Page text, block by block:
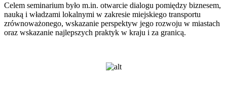
Celem seminarium było m.in. otwarcie dialogu pomiędzy biznesem,
nauką i władzami lokalnymi w zakresie miejskiego transportu
zrównoważonego, wskazanie perspektyw jego rozwoju w miastach
oraz wskazanie najlepszych praktyk w kraju i za granicą.